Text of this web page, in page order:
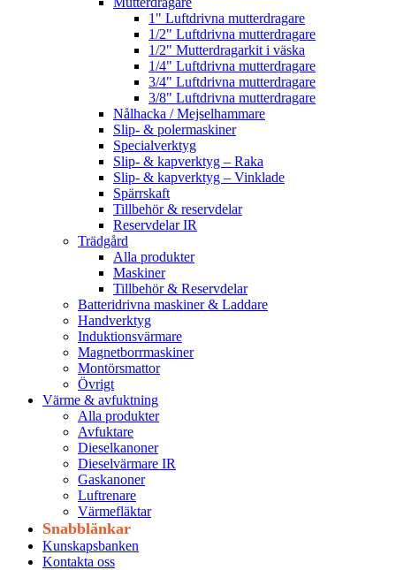
1" Luftdrivna mutterdragare
1/2" Luftdrivna mutterdragare
1/2" Mutterdragarkit i väska
1/4" Luftdrivna mutterdragare
3/4" Luftdrivna mutterdragare
3/8" Luftdrivna mutterdragare
Nålhacka / Mejselhammare
Slip- & polermaskiner
Specialverktyg
Slip- & kapverktyg – Raka
Slip- & kapverktyg – Vinklade
Spärrskaft
Tillbehör & reservdelar
Reservdelar IR
Trädgård
Alla produkter
Maskiner
Tillbehör & Reservdelar
Batteridrivna maskiner & Laddare
Handverktyg
Induktionsvärmare
Magnetborrmaskiner
Montörsmattor
Övrigt
Värme & avfuktning
Alla produkter
Avfuktare
Dieselkanoner
Dieselvärmare IR
Gaskanoner
Luftrenare
Värmefläktar
Snabblänkar
Kunskapsbanken
Kontakta oss